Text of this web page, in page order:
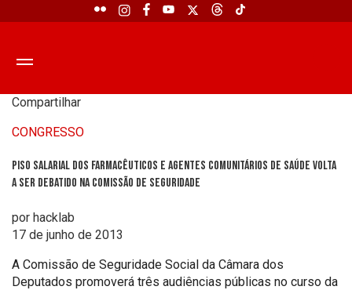
Compartilhar
CONGRESSO
Piso salarial dos farmacêuticos e agentes comunitários de saúde volta
a ser debatido na Comissão de Seguridade
por hacklab
17 de junho de 2013
A Comissão de Seguridade Social da Câmara dos
Deputados promoverá três audiências públicas no curso da